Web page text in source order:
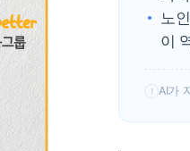
노
이
! AI가